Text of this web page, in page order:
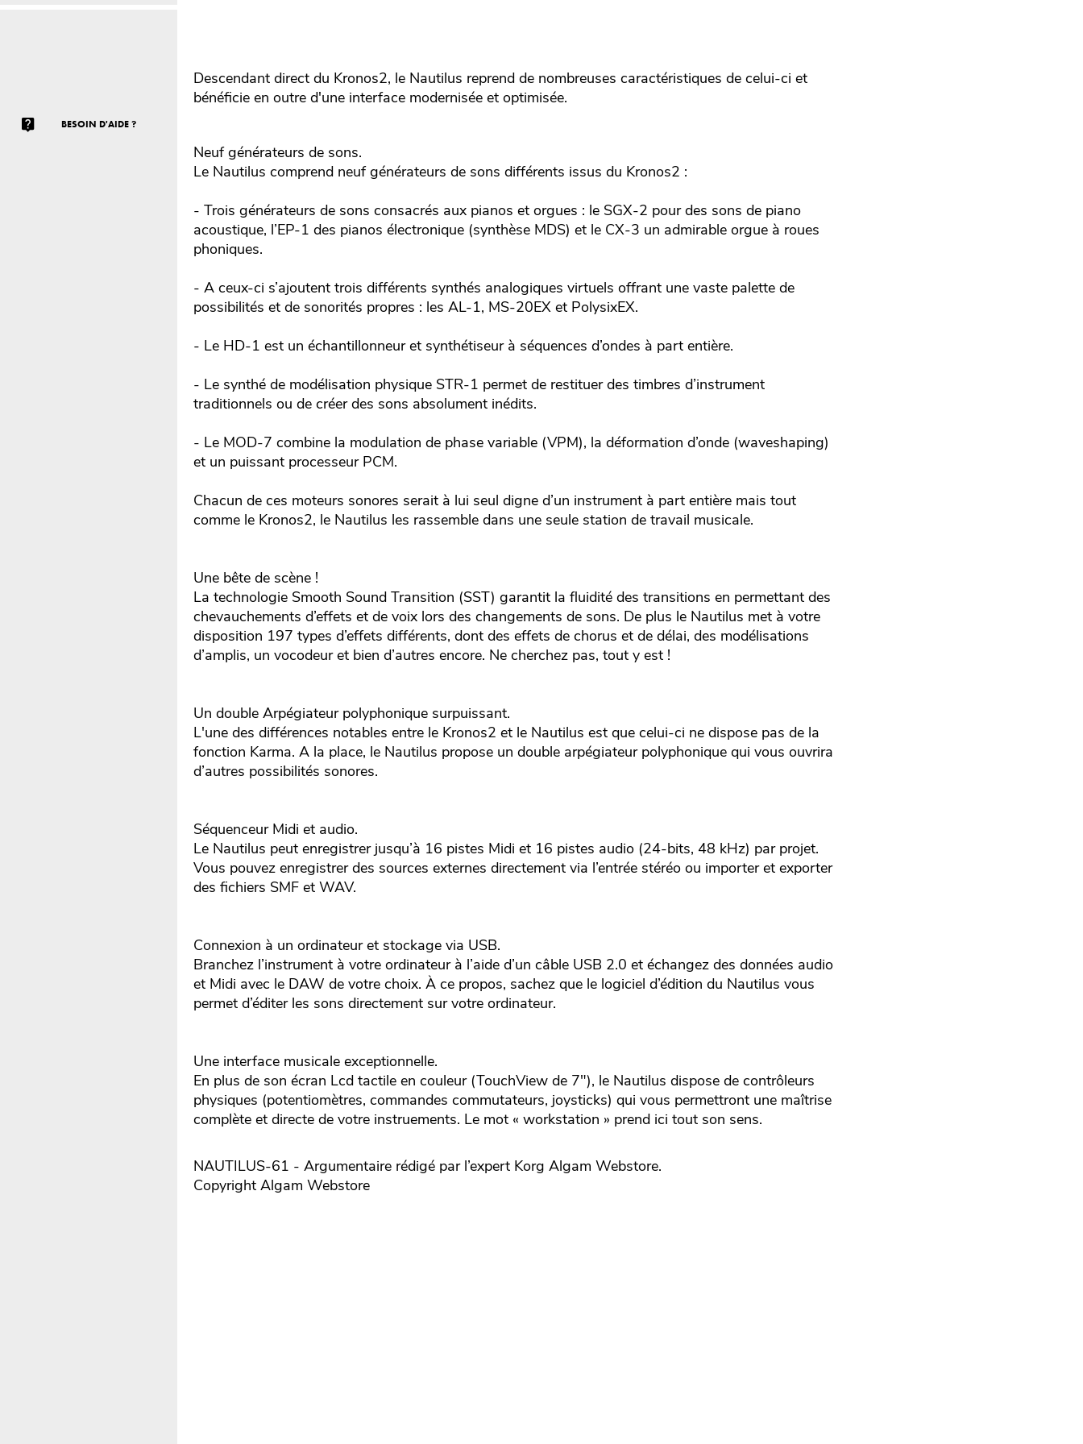
BESOIN D'AIDE ?
Descendant direct du Kronos2, le Nautilus reprend de nombreuses caractéristiques de celui-ci et
bénéficie en outre d'une interface modernisée et optimisée.
Neuf générateurs de sons.
Le Nautilus comprend neuf générateurs de sons différents issus du Kronos2 :
- Trois générateurs de sons consacrés aux pianos et orgues : le SGX-2 pour des sons de piano
acoustique, l’EP-1 des pianos électronique (synthèse MDS) et le CX-3 un admirable orgue à roues
phoniques.
- A ceux-ci s’ajoutent trois différents synthés analogiques virtuels offrant une vaste palette de
possibilités et de sonorités propres : les AL-1, MS-20EX et PolysixEX.
- Le HD-1 est un échantillonneur et synthétiseur à séquences d’ondes à part entière.
- Le synthé de modélisation physique STR-1 permet de restituer des timbres d’instrument
traditionnels ou de créer des sons absolument inédits.
- Le MOD-7 combine la modulation de phase variable (VPM), la déformation d’onde (waveshaping)
et un puissant processeur PCM.
Chacun de ces moteurs sonores serait à lui seul digne d’un instrument à part entière mais tout
comme le Kronos2, le Nautilus les rassemble dans une seule station de travail musicale.
Une bête de scène !
La technologie Smooth Sound Transition (SST) garantit la fluidité des transitions en permettant des
chevauchements d’effets et de voix lors des changements de sons. De plus le Nautilus met à votre
disposition 197 types d’effets différents, dont des effets de chorus et de délai, des modélisations
d’amplis, un vocodeur et bien d’autres encore. Ne cherchez pas, tout y est !
Un double Arpégiateur polyphonique surpuissant.
L'une des différences notables entre le Kronos2 et le Nautilus est que celui-ci ne dispose pas de la
fonction Karma. A la place, le Nautilus propose un double arpégiateur polyphonique qui vous ouvrira
d’autres possibilités sonores.
Séquenceur Midi et audio.
Le Nautilus peut enregistrer jusqu’à 16 pistes Midi et 16 pistes audio (24-bits, 48 kHz) par projet.
Vous pouvez enregistrer des sources externes directement via l’entrée stéréo ou importer et exporter
des fichiers SMF et WAV.
Connexion à un ordinateur et stockage via USB.
Branchez l’instrument à votre ordinateur à l’aide d’un câble USB 2.0 et échangez des données audio
et Midi avec le DAW de votre choix. À ce propos, sachez que le logiciel d’édition du Nautilus vous
permet d’éditer les sons directement sur votre ordinateur.
Une interface musicale exceptionnelle.
En plus de son écran Lcd tactile en couleur (TouchView de 7"), le Nautilus dispose de contrôleurs
physiques (potentiomètres, commandes commutateurs, joysticks) qui vous permettront une maîtrise
complète et directe de votre instruements. Le mot « workstation » prend ici tout son sens.
NAUTILUS-61 - Argumentaire rédigé par l’expert Korg Algam Webstore.
Copyright Algam Webstore